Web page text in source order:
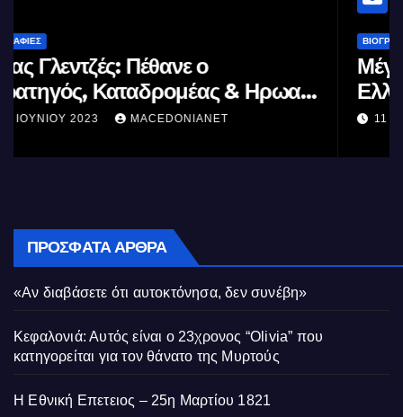
Μέγας Αλέξανδρος: Ο μέγιστος των
Ελλήνων
11 ΙΟΥΝΊΟΥ 2023 MACEDONIANET
ΠΡΌΣΦΑΤΑ ΆΡΘΡΑ
«Αν διαβάσετε ότι αυτοκτόνησα, δεν συνέβη»
Κεφαλονιά: Αυτός είναι ο 23χρονος “Olivia” που
κατηγορείται για τον θάνατο της Μυρτούς
Η Εθνική Επετειος – 25η Μαρτίου 1821